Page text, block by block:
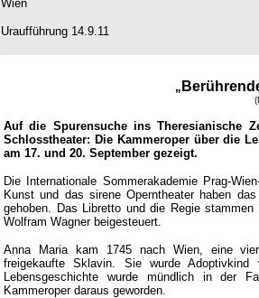
Wien
Uraufführung 14.9.11
„
Auf die Spurensuche ins Theresianische
Schlosstheater: Die Kammeroper über die
am 17. und 20. September gezeigt.
Die Internationale Sommerakademie Prag-
Kunst und das sirene Operntheater haben
gehoben. Das Libretto und die Regie
Wolfram Wagner beigesteuert.
Anna Maria kam 1745 nach Wien, eine
freigekaufte Sklavin. Sie wurde
Lebensgeschichte wurde mündlich in der
Kammeroper daraus geworden.